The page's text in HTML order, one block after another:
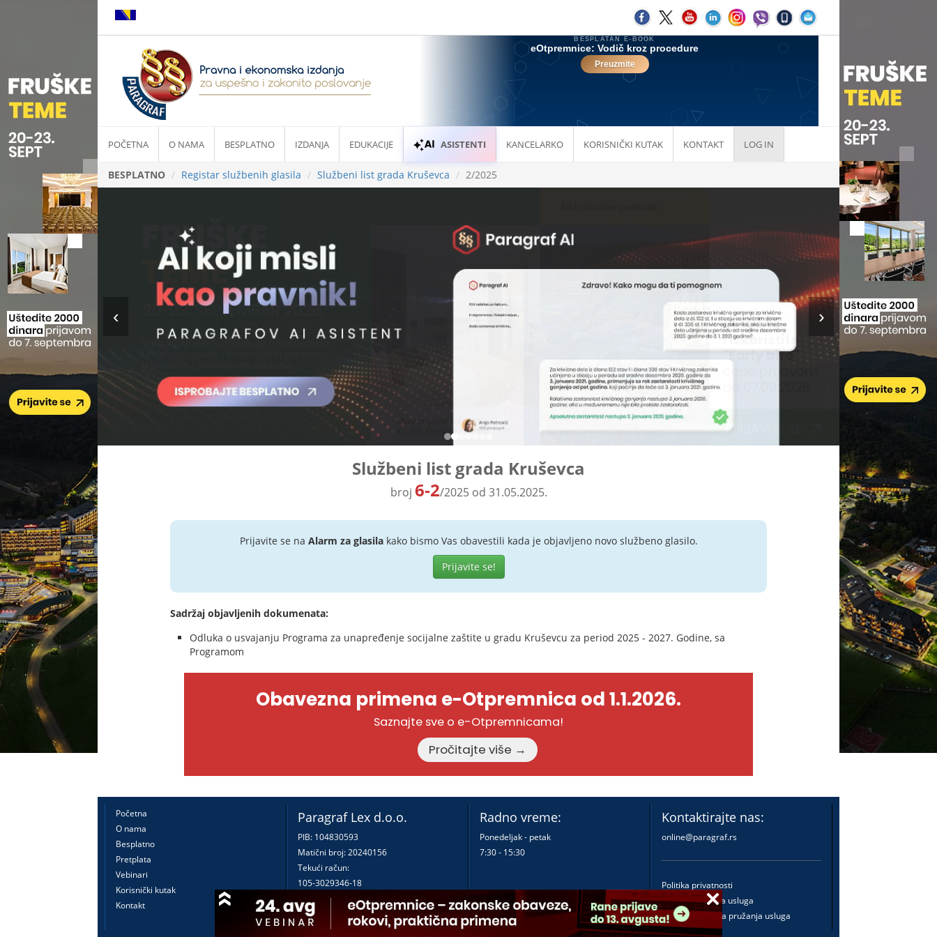
POČETNA O NAMA BESPLATNO IZDANJA EDUKACIJE ASISTENTI KANCELARKO KORISNIČKI KUTAK KONTAKT LOG IN
BESPLATNO Registar službenih glasila Službeni list grada Kruševca 2/2025
Službeni list grada Kruševca
broj 6-2/2025 od 31.05.2025.
Prijavite se na Alarm za glasilakako bismo Vas obavestili kada je objavljeno novo službeno glasilo.
Prijavite se!
Sadržaj objavljenih dokumenata:
Odluka o usvajanju Programa za unapređenje socijalne zaštite u gradu Kruševcu za period 2025 - 2027. Godine, sa
Programom
Obavezna primena e-Otpremnica od 1.1.2026.
Saznajte sve o e-Otpremnicama!
Pročitajte više →
Početna
O nama
Besplatno
Pretplata
Vebinari
Korisnički kutak
Kontakt
Paragraf Lex d.o.o.
PIB: 104830593
Matični broj: 20240156
Tekući račun:
105-3029346-18
160-0000000380290-23
Radno vreme:
Ponedeljak - petak
7:30 - 15:30
Kontaktirajte nas:
online@paragraf.rs
Politika privatnosti
Politika pružanja usluga
Praktična pravila pružanja usluga